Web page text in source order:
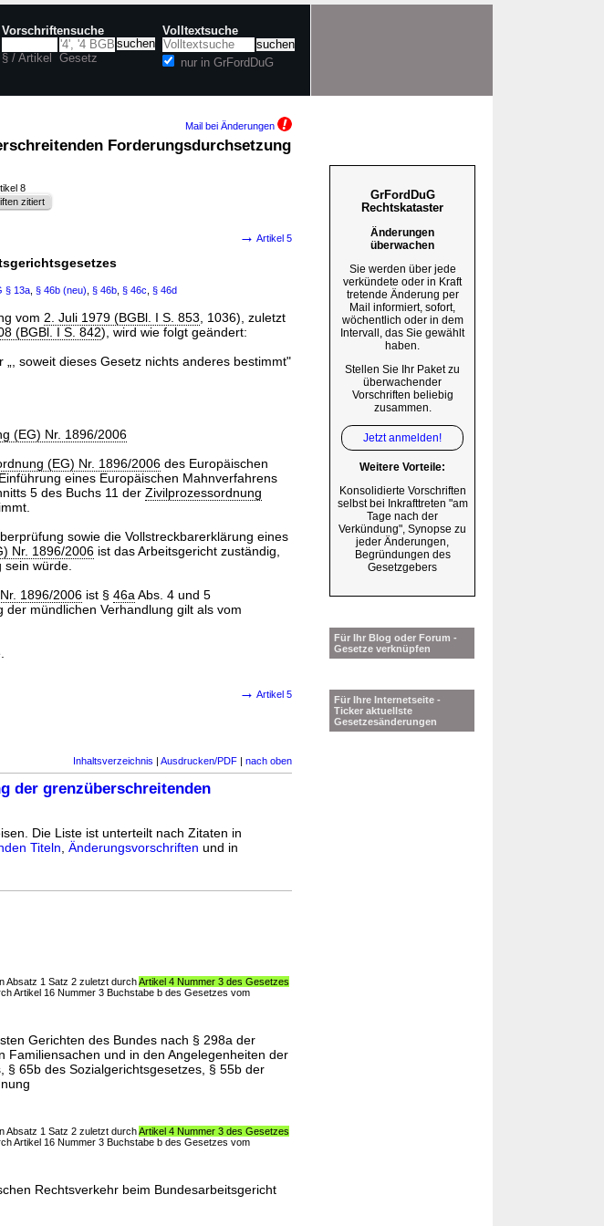
Vorschriftensuche
§ / Artikel Gesetz
Volltextsuche
nur in GrFordDuG
Mail bei Änderungen
Forderungsdurchsetzung
8
zitiert
→ Artikel 5
§ 13a § 46b (neu) § 46b § 46c § 46d
vom 2. Juli 1979 (BGBl. I S. 853 , 1036), zuletzt
(BGBl. I S. 842), wird wie folgt geändert:
soweit dieses Gesetz nichts anderes bestimmt"
(EG) Nr. 1896/2006
(EG) Nr. 1896/2006des Europäischen
eines Europäischen Mahnverfahrens
5 des Buchs 11 der Zivilprozessordnung
sowie die Vollstreckbarerklärung eines
Nr. 1896/2006ist das Arbeitsgericht zuständig,
würde.
1896/2006ist § 46a Abs. 4 und 5
mündlichen Verhandlung gilt als vom
→ Artikel 5
Inhaltsverzeichnis | Ausdrucken/PDF | nach oben
der grenzüberschreitenden
Die Liste ist unterteilt nach Zitaten in
Titeln Änderungsvorschriften und in
Absatz 1 Satz 2 zuletzt durchArtikel 4 Nummer 3 des Gesetzes
Artikel 16 Nummer 3 Buchstabe b des Gesetzes vom
Gerichten des Bundes nach § 298a der
und in den Angelegenheiten der
§ 65b des Sozialgerichtsgesetzes, § 55b der
Absatz 1 Satz 2 zuletzt durchArtikel 4 Nummer 3 des Gesetzes
Artikel 16 Nummer 3 Buchstabe b des Gesetzes vom
Rechtsverkehr beim Bundesarbeitsgericht
GrFordDuG
Rechtskataster
Änderungen
überwachen
Sie werden über jede
verkündete oder in Kraft
tretende Änderung per
Mail informiert, sofort,
wöchentlich oder in dem
Intervall, das Sie gewählt
haben.
Stellen Sie Ihr Paket zu
überwachender
Vorschriften beliebig
zusammen.
Jetzt anmelden!
Weitere Vorteile:
Konsolidierte Vorschriften
selbst bei Inkrafttreten "am
Tage nach der
Verkündung", Synopse zu
jeder Änderungen,
Begründungen des
Gesetzgebers
Für Ihr Blog oder Forum -
Gesetze verknüpfen
Für Ihre Internetseite -
Ticker aktuellste
Gesetzesänderungen